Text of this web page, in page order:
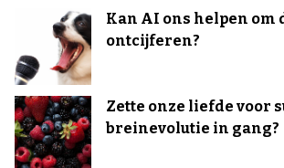
Kan AI ons helpen om
ontcijferen?
Zette onze liefde voor
breinevolutie in gang?